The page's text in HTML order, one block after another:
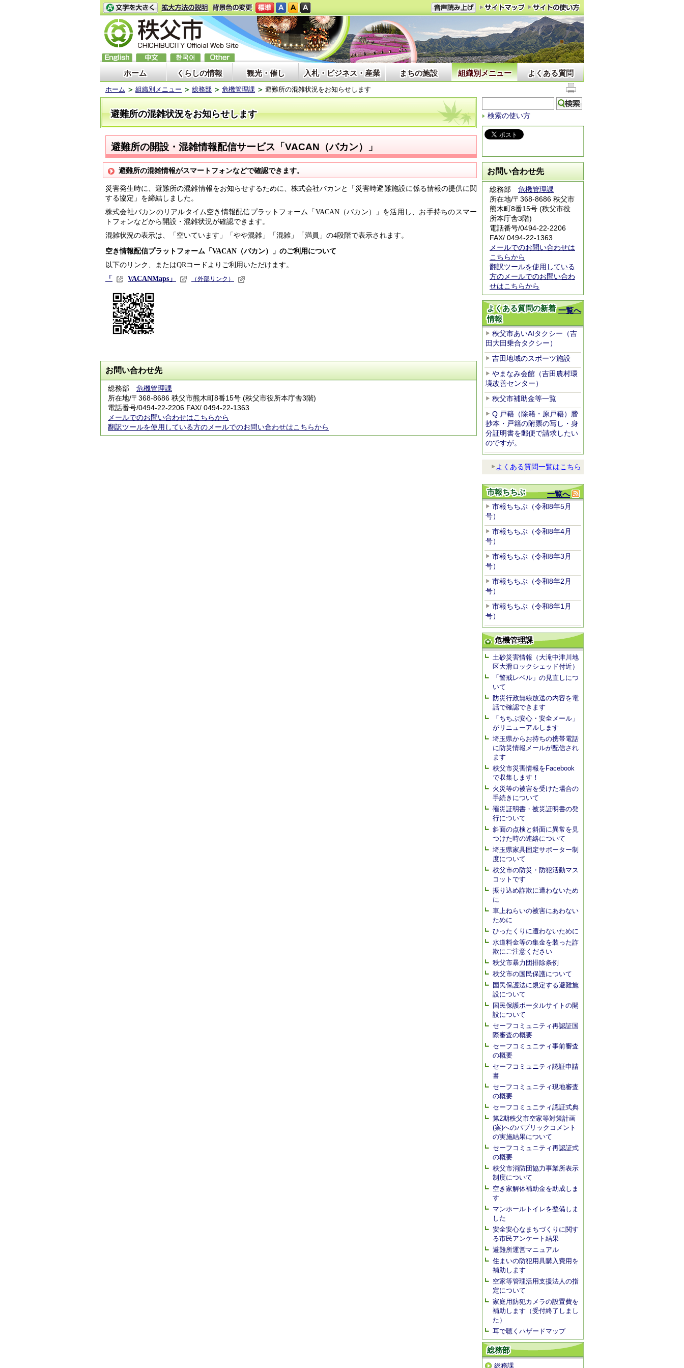
ホーム くらしの情報 観光・催し 入札・ビジネス・産業 まちの施設 組織別メニュー よくある質問
ホーム 組織別メニュー 総務部 危機管理課 避難所の混雑状況をお知らせします
避難所の混雑状況をお知らせします
避難所の開設・混雑情報配信サービス「 VACAN （バカン）」
避難所の混雑情報がスマートフォンなどで確認できます。
災害発生時に、避難所の混雑情報をお知らせするために、株式会社バカンと「災害時避難施設に係る情報の提供に関
する協定」を締結しました。
株式会社バカンのリアルタイム空き情報配信プラットフォーム「 VACAN（バカン）」を活用し、お手持ちのスマー
トフォンなどから開設・混雑状況が確認できます。
混雑状況の表示は、「空いています」「やや混雑」「混雑」「満員」の4段階で表示されます。
空き情報配信プラットフォーム「 VACAN （バカン）」のご利用について
以下のリンク、またはQRコードよりご利用いただけます。
「 VACANMaps 」 （外部リンク）
お問い合わせ先
総務部 危機管理課
所在地/〒368-8686 秩父市熊木町8番15号 (秩父市役所本庁舎3階)
電話番号/0494-22-2206 FAX/ 0494-22-1363
メールでのお問い合わせはこちらから
翻訳ツールを使用している方のメールでのお問い合わせはこちらから
検索の使い方
お問い合わせ先
総務部 危機管理課
所在地/〒368-8686 秩父市
熊木町8番15号 (秩父市役
所本庁舎3階)
電話番号/0494-22-2206
FAX/ 0494-22-1363
メールでのお問い合わせは
こちらから
翻訳ツールを使用している
方のメールでのお問い合わ
せはこちらから
一覧へ
よくある質問の新着
情報
秩父市あいAIタクシー（吉
田大田乗合タクシー）
吉田地域のスポーツ施設
やまなみ会館（吉田農村環
境改善センター）
秩父市補助金等一覧
Q 戸籍（除籍・原戸籍）謄
抄本・戸籍の附票の写し・身
分証明書を郵便で請求したい
のですが。
よくある質問一覧はこちら
一覧へ
市報ちちぶ
市報ちちぶ（令和8年5月
号）
市報ちちぶ（令和8年4月
号）
市報ちちぶ（令和8年3月
号）
市報ちちぶ（令和8年2月
号）
市報ちちぶ（令和8年1月
号）
危機管理課
土砂災害情報（大滝中津川地
区大滑ロックシェッド付近）
「警戒レベル」の見直しにつ
いて
防災行政無線放送の内容を電
話で確認できます
「ちちぶ安心・安全メール」
がリニューアルします
埼玉県からお持ちの携帯電話
に防災情報メールが配信され
ます
秩父市災害情報をFacebook
で収集します！
火災等の被害を受けた場合の
手続きについて
罹災証明書・被災証明書の発
行について
斜面の点検と斜面に異常を見
つけた時の連絡について
埼玉県家具固定サポーター制
度について
秩父市の防災・防犯活動マス
コットです
振り込め詐欺に遭わないため
に
車上ねらいの被害にあわない
ために
ひったくりに遭わないために
水道料金等の集金を装った詐
欺にご注意ください
秩父市暴力団排除条例
秩父市の国民保護について
国民保護法に規定する避難施
設について
国民保護ポータルサイトの開
設について
セーフコミュニティ再認証国
際審査の概要
セーフコミュニティ事前審査
の概要
セーフコミュニティ認証申請
書
セーフコミュニティ現地審査
の概要
セーフコミュニティ認証式典
第2期秩父市空家等対策計画
(案)へのパブリックコメント
の実施結果について
セーフコミュニティ再認証式
の概要
秩父市消防団協力事業所表示
制度について
空き家解体補助金を助成しま
す
マンホールトイレを整備しま
した
安全安心なまちづくりに関す
る市民アンケート結果
避難所運営マニュアル
住まいの防犯用具購入費用を
補助します
空家等管理活用支援法人の指
定について
家庭用防犯カメラの設置費を
補助します（受付終了しまし
た）
耳で聴くハザードマップ
総務部
総務課